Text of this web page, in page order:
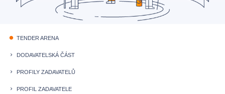
fiber_manual_record TENDER ARENA
keyboard_arrow_right DODAVATELSKÁ ČÁST
keyboard_arrow_right PROFILY ZADAVATELŮ
keyboard_arrow_right PROFIL ZADAVATELE